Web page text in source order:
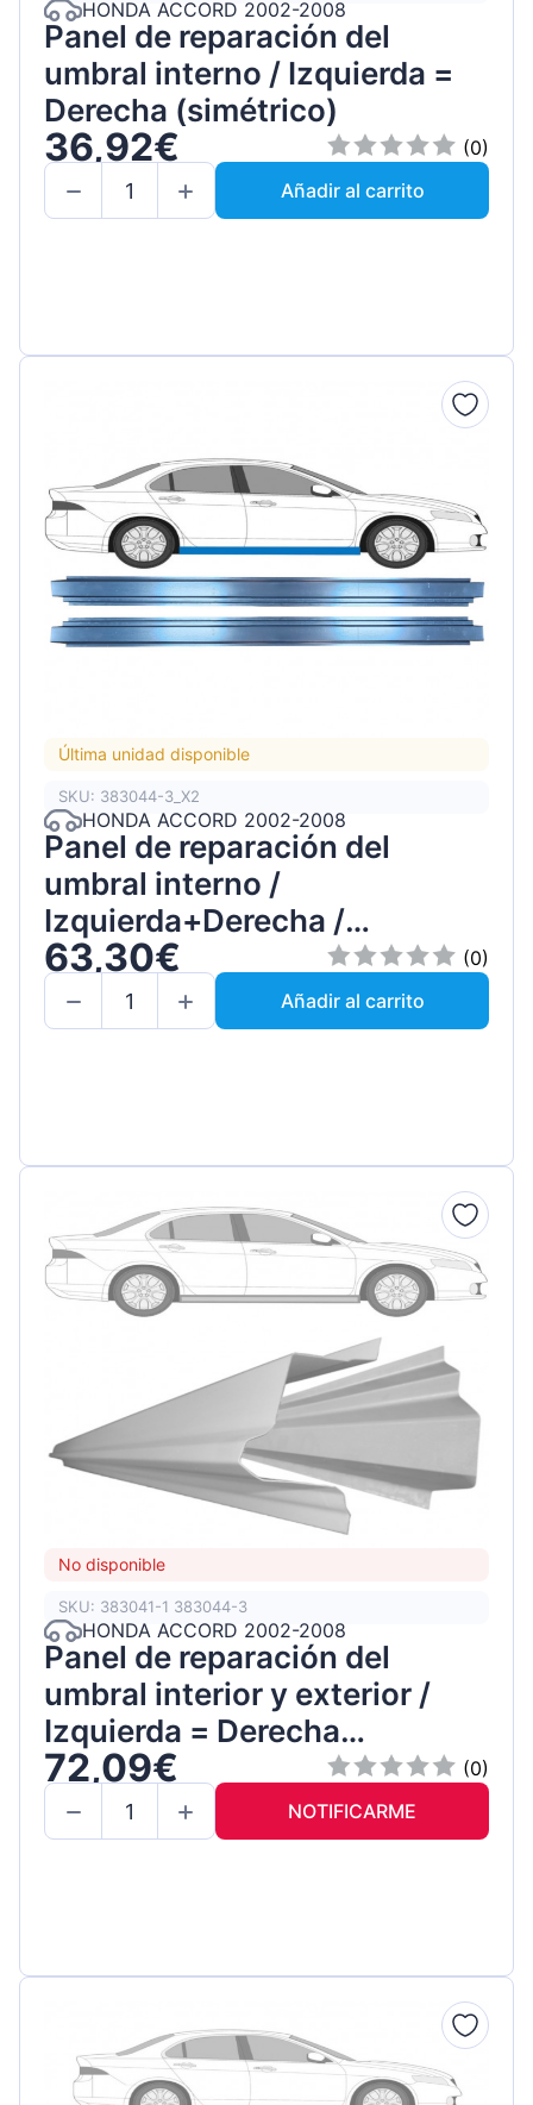
HONDA ACCORD 2002-2008
Panel de reparación del
umbral interno / Izquierda =
Derecha (simétrico)
36,92€
(0)
Añadir al carrito
Última unidad disponible
SKU: 383044-3_X2
HONDA ACCORD 2002-2008
Panel de reparación del
umbral interno /
Izquierda+Derecha /
Conjunto
63,30€
(0)
Añadir al carrito
No disponible
SKU: 383041-1 383044-3
HONDA ACCORD 2002-2008
Panel de reparación del
umbral interior y exterior /
Izquierda = Derecha
(simétrico) / Conjunto
72,09€
(0)
NOTIFICARME